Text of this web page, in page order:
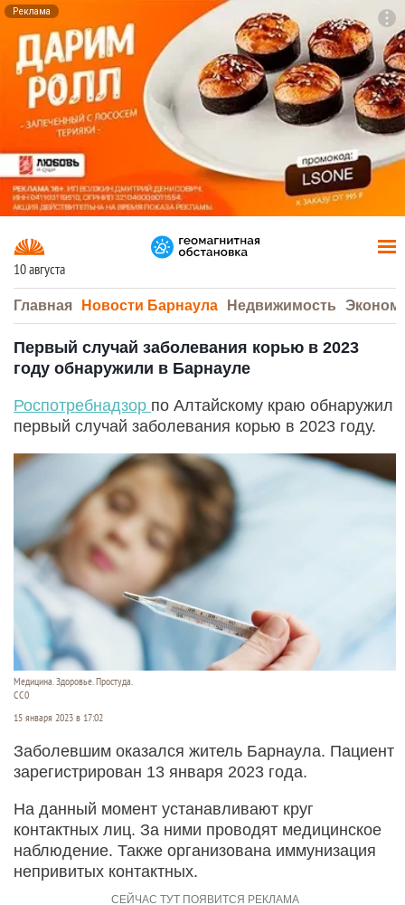
Реклама
10 августа
Главная Новости Барнаула Недвижимость
Первый случай заболевания корью в 2023
году обнаружили в Барнауле
Роспотребнадзор по Алтайскому краю обнаружил
первый случай заболевания корью в 2023 году.
Медицина. Здоровье. Простуда.
СС0
15 января 2023 в 17:02
Заболевшим оказался житель Барнаула. Пациент
зарегистрирован 13 января 2023 года.
На данный момент устанавливают круг
контактных лиц. За ними проводят медицинское
наблюдение. Также организована иммунизация
непривитых контактных.